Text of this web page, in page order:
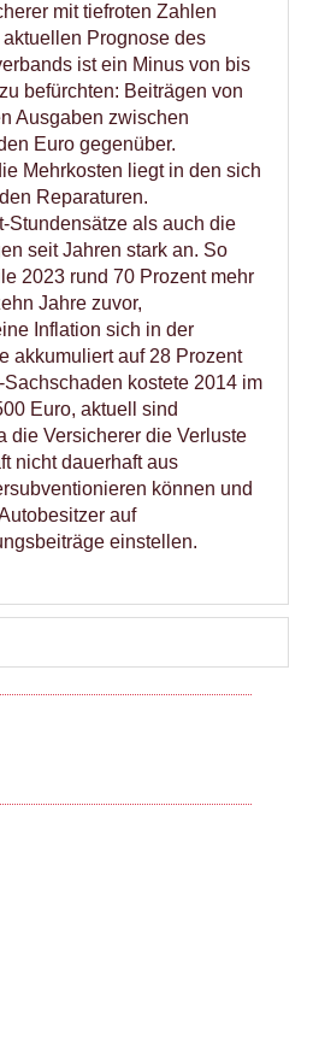
mit tiefroten Zahlen
Prognose des
ist ein Minus von bis
befürchten: Beiträgen von
Ausgaben zwischen
Euro gegenüber.
Mehrkosten liegt in den sich
Reparaturen.
Stundensätze als auch die
seit Jahren stark an. So
2023 rund 70 Prozent mehr
Jahre zuvor,
Inflation sich in der
akkumuliert auf 28 Prozent
kostete 2014 im
Euro, aktuell sind
die Versicherer die Verluste
nicht dauerhaft aus
können und
auf
einstellen.